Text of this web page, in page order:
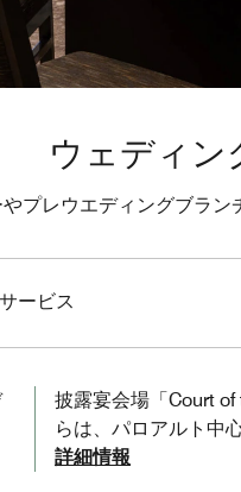
ウェディン
プレウエディングブラ
ービス
披露宴会場「Court
らは、パロアルト中
詳細情報